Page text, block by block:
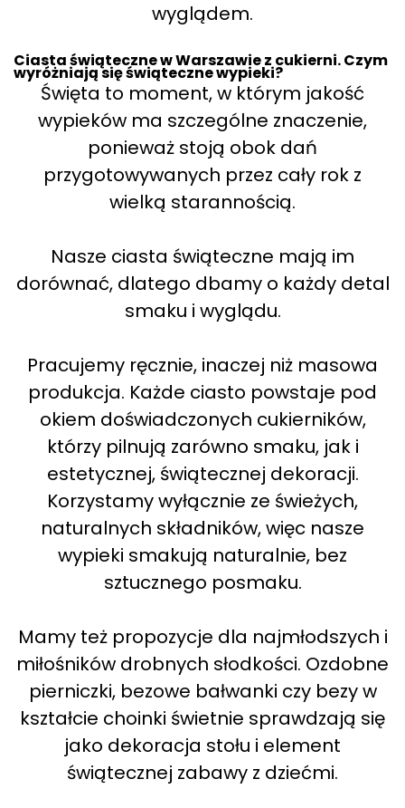
wyglądem.
Ciasta świąteczne w Warszawie z cukierni. Czym
wyróżniają się świąteczne wypieki?
Święta to moment, w którym jakość
wypieków ma szczególne znaczenie,
ponieważ stoją obok dań
przygotowywanych przez cały rok z
wielką starannością.
Nasze ciasta świąteczne mają im
dorównać, dlatego dbamy o każdy detal
smaku i wyglądu.
Pracujemy ręcznie, inaczej niż masowa
produkcja. Każde ciasto powstaje pod
okiem doświadczonych cukierników,
którzy pilnują zarówno smaku, jak i
estetycznej, świątecznej dekoracji.
Korzystamy wyłącznie ze świeżych,
naturalnych składników, więc nasze
wypieki smakują naturalnie, bez
sztucznego posmaku.
Mamy też propozycje dla najmłodszych i
miłośników drobnych słodkości. Ozdobne
pierniczki, bezowe bałwanki czy bezy w
kształcie choinki świetnie sprawdzają się
jako dekoracja stołu i element
świątecznej zabawy z dziećmi.